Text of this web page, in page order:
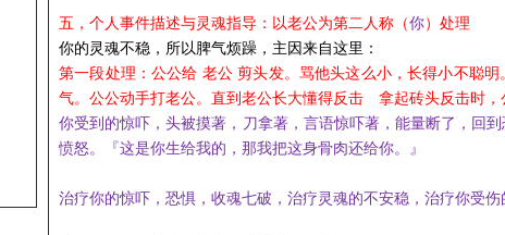
五，个人事件描述与灵魂指导：以老公为第二人称 （你） 处理
你的灵魂不稳，所以脾气烦躁，主因来自这里：
第一段处理：公公给 老公 剪头发。骂他头这么小，长得小不聪明
气。公公动手打老公。直到老公长大懂得反击 拿起砖头反击时
你受到的惊吓，头被摸著，刀拿著，言语惊吓著，能量断了，回到
愤怒。『这是你生给我的，那我把这身骨肉还给你。 』
治疗你的惊吓， 恐惧，收魂七破，治疗灵魂的不安稳，治疗你受伤